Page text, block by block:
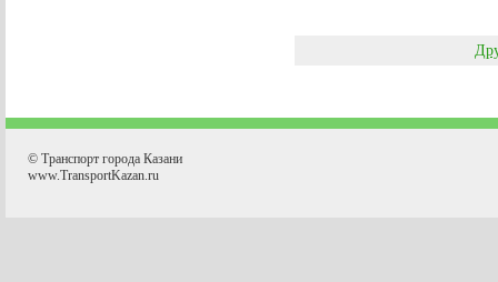
© Транспорт города Казани
www.TransportKazan.ru